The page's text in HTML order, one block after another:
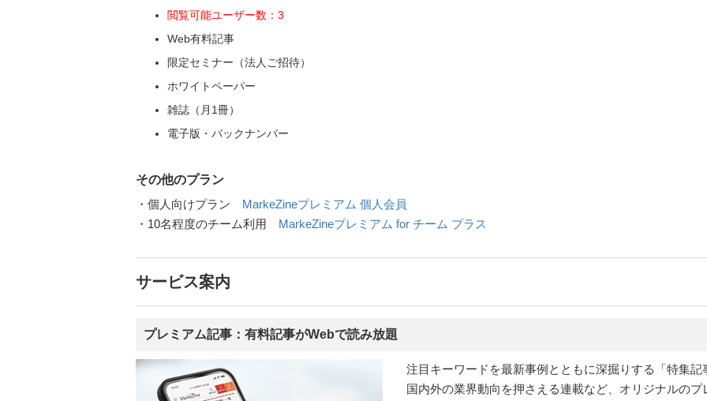
閲覧可能ユーザー数：3
Web有料記事
限定セミナー（法人ご招待）
ホワイトペーパー
雑誌（月1冊）
電子版・バックナンバー
その他のプラン
・個人向けプラン MarkeZineプレミアム 個人会員
・10名程度のチーム利用 MarkeZineプレミアム for チーム プラス
サービス案内
プレミアム記事：有料記事がWebで読み放題
注目キーワードを最新事例とともに深掘りする「特集記
国内外の業界動向を押さえる連載など、オリジナルの